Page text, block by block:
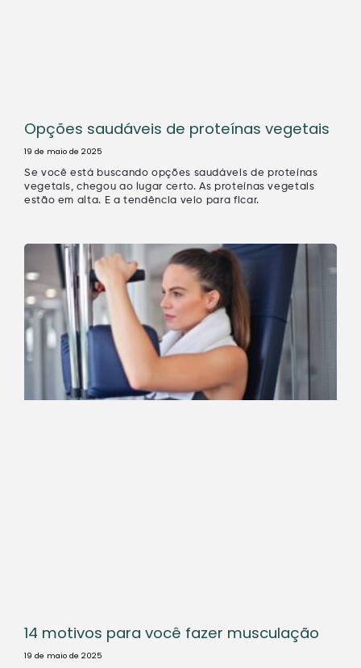
Opções saudáveis de proteínas vegetais
19 de maio de 2025
Se você está buscando opções saudáveis de proteínas
vegetais, chegou ao lugar certo. As proteínas vegetais
estão em alta. E a tendência veio para ficar.
14 motivos para você fazer musculação
19 de maio de 2025